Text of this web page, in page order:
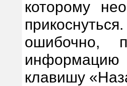
которому
ошибочно,
клавишу